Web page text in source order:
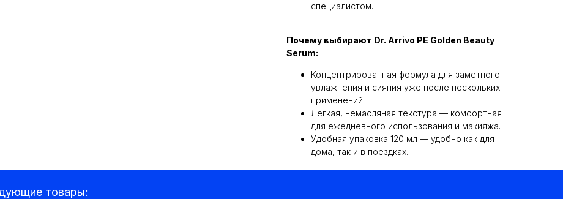
специалистом.
Почему выбирают Dr. Arrivo PE Golden Beauty
Serum:
Концентрированная формула для заметного
увлажнения и сияния уже после нескольких
применений.
Лёгкая, немасляная текстура — комфортная
для ежедневного использования и макияжа.
Удобная упаковка 120 мл — удобно как для
дома, так и в поездках.
товары: